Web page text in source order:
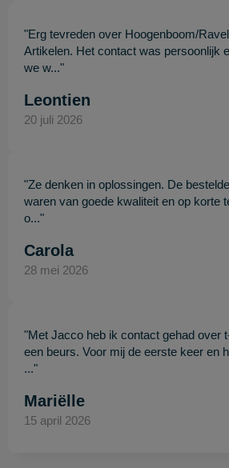
"Erg tevreden over Hoogenboom/
Artikelen. Het contact was persoonlijk
we w..."
Leontien
20 juli 2026
"Ze denken in oplossingen. De
waren van goede kwaliteit en op korte
o..."
Carola
28 mei 2026
"Met Jacco heb ik contact gehad over
een beurs. Voor mij de eerste keer en
..."
Mariëlle
15 april 2026